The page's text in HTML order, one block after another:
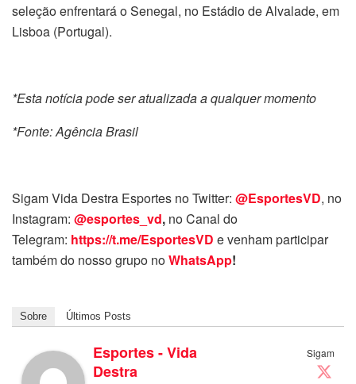
seleção enfrentará o Senegal, no Estádio de Alvalade, em
Lisboa (Portugal).
*Esta notícia pode ser atualizada a qualquer momento
*Fonte: Agência Brasil
Sigam Vida Destra Esportes no Twitter: @EsportesVD, no
Instagram: @esportes_vd, no Canal do
Telegram: https://t.me/EsportesVD e venham participar
também do nosso grupo noWhatsApp!
Sobre Últimos Posts
Sigam
Esportes - Vida
Destra